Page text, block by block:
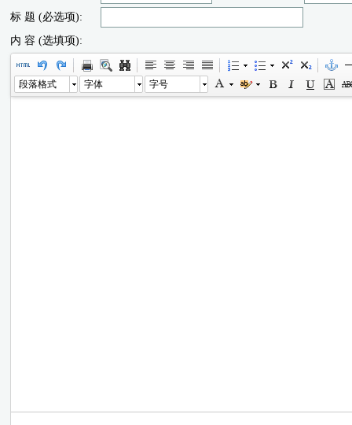
标 题 (必选项):
内 容 (选填项):
段落格式 字体 字号